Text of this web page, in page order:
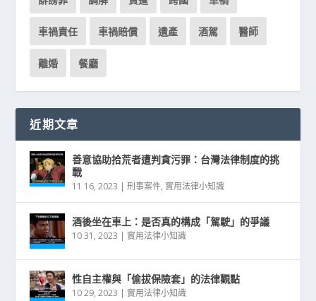
車禍責任 車禍賠償 遺產 酒駕 醫師
離婚 餐廳
近期文章
善意協助拾荒者遭判貪污罪：台灣法律制度的挑
戰
11 16, 2023 |刑事案件, 實用法律小知識
酒後坐在車上：是否真的構成「駕駛」的爭議
10 31, 2023 | 實用法律小知識
性自主權與「偷拔保險套」的法律觀點
10 29, 2023 | 實用法律小知識